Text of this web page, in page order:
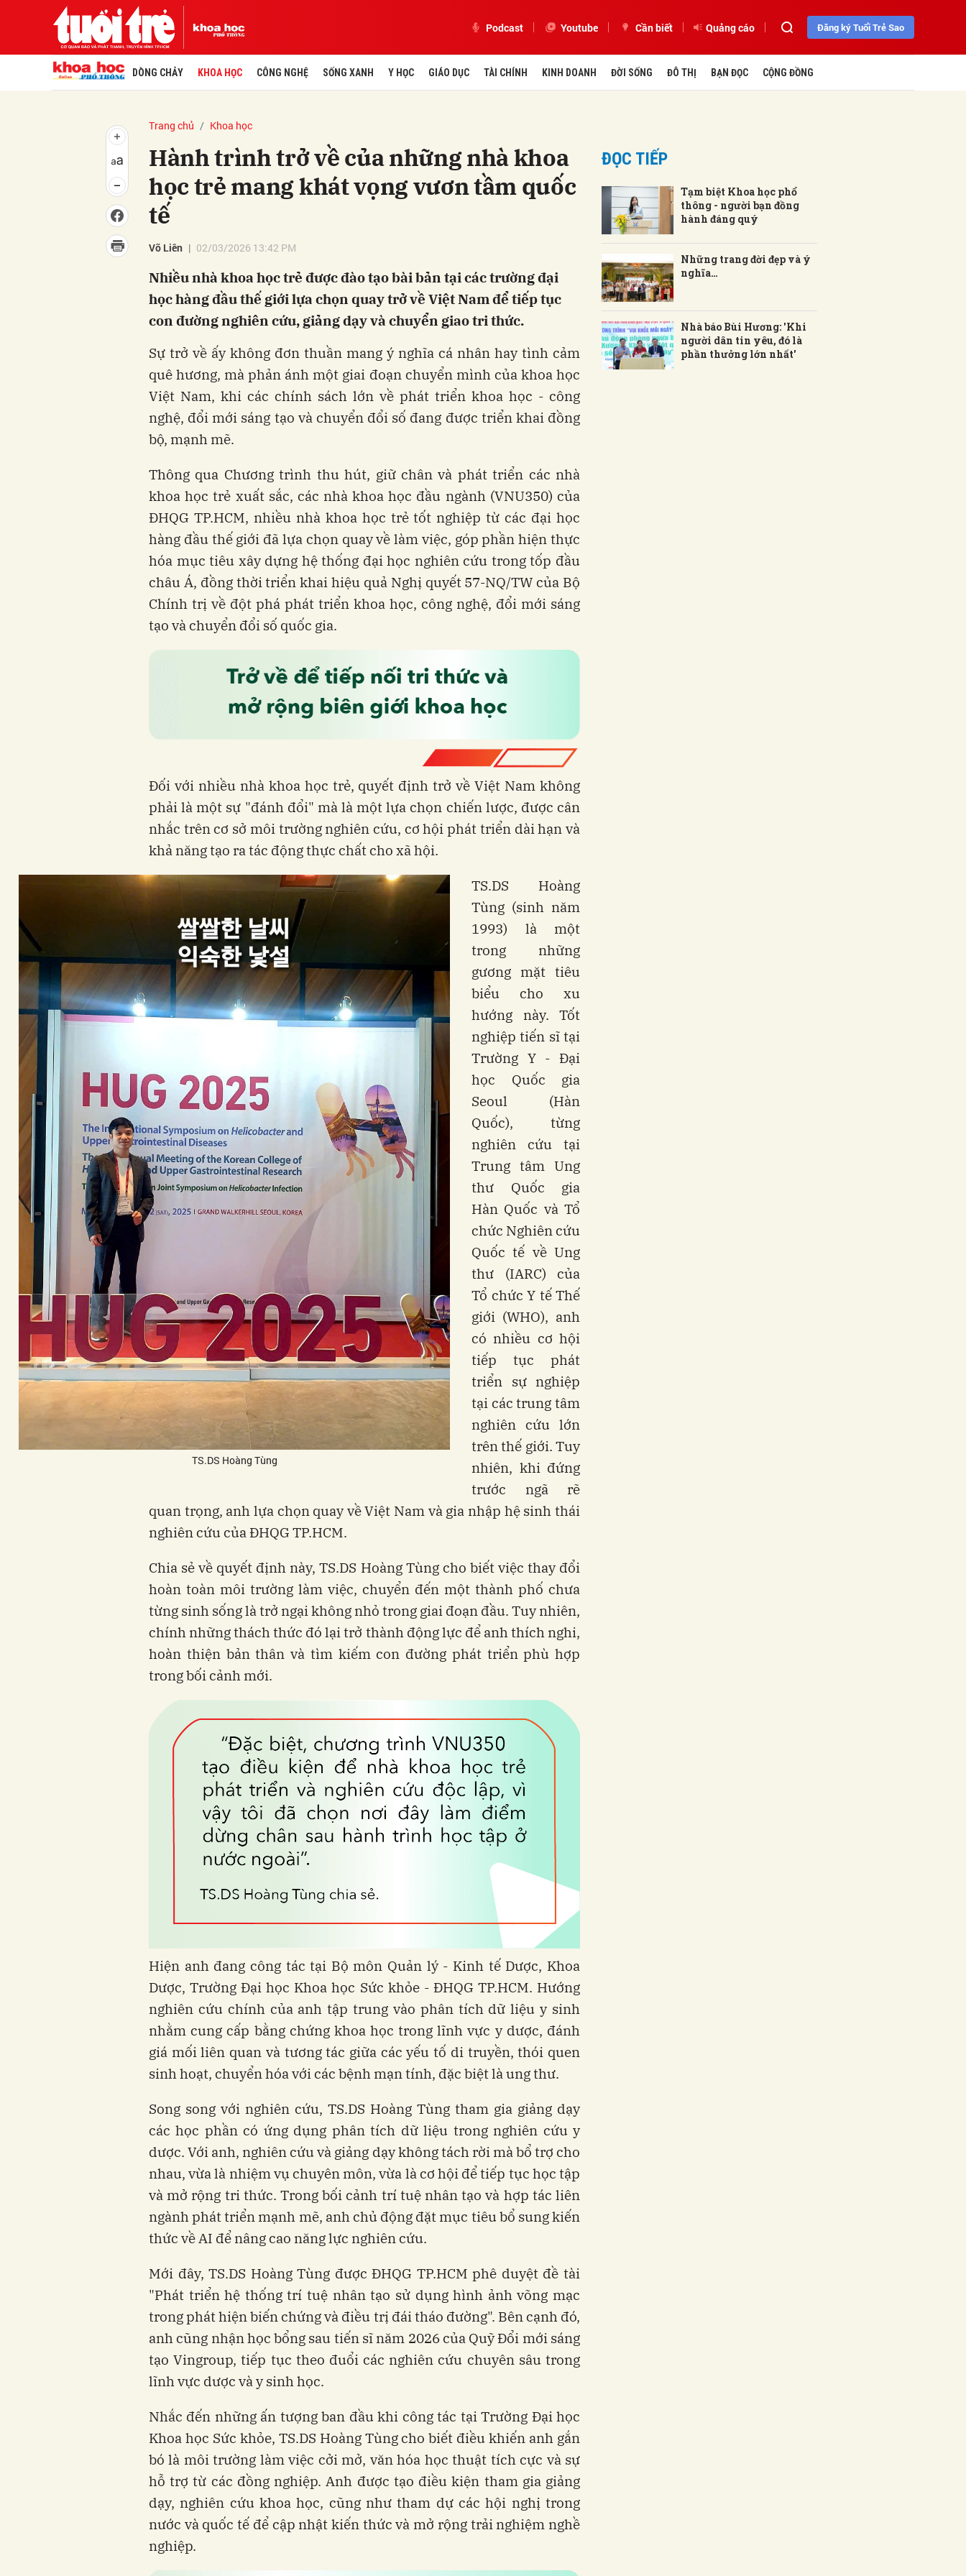
Podcast Youtube Cần biết Quảng cáo Đăng ký Tuổi Trẻ Sao
DÒNG CHẢY KHOA HỌC CÔNG NGHỆ SỐNG XANH Y HỌC GIÁO DỤC TÀI CHÍNH KINH DOANH ĐỜI SỐNG ĐÔ THỊ BẠN ĐỌC CỘNG ĐỒNG
Trang chủ Khoa học
Hành trình trở về của những nhà khoa
học trẻ mang khát vọng vươn tầm quốc
tế
Võ Liên 02/03/2026 13:42 PM
Nhiều nhà khoa học trẻ được đào tạo bài bản tại các trường đại
học hàng đầu thế giới lựa chọn quay trở về Việt Nam để tiếp tục
con đường nghiên cứu, giảng dạy và chuyển giao tri thức.
Sự trở về ấy không đơn thuần mang ý nghĩa cá nhân hay tình cảm
quê hương, mà phản ánh một giai đoạn chuyển mình của khoa học
Việt Nam, khi các chính sách lớn về phát triển khoa học - công
nghệ, đổi mới sáng tạo và chuyển đổi số đang được triển khai đồng
bộ, mạnh mẽ.
Thông qua Chương trình thu hút, giữ chân và phát triển các nhà
khoa học trẻ xuất sắc, các nhà khoa học đầu ngành (VNU350) của
ĐHQG TP.HCM, nhiều nhà khoa học trẻ tốt nghiệp từ các đại học
hàng đầu thế giới đã lựa chọn quay về làm việc, góp phần hiện thực
hóa mục tiêu xây dựng hệ thống đại học nghiên cứu trong tốp đầu
châu Á, đồng thời triển khai hiệu quả Nghị quyết 57-NQ/TW của Bộ
Chính trị về đột phá phát triển khoa học, công nghệ, đổi mới sáng
tạo và chuyển đổi số quốc gia.
Đối với nhiều nhà khoa học trẻ, quyết định trở về Việt Nam không
phải là một sự "đánh đổi" mà là một lựa chọn chiến lược, được cân
nhắc trên cơ sở môi trường nghiên cứu, cơ hội phát triển dài hạn và
khả năng tạo ra tác động thực chất cho xã hội.
TS.DS Hoàng Tùng
TS.DS Hoàng
Tùng (sinh năm
1993) là một
trong những
gương mặt tiêu
biểu cho xu
hướng này. Tốt
nghiệp tiến sĩ tại
Trường Y - Đại
học Quốc gia
Seoul (Hàn
Quốc), từng
nghiên cứu tại
Trung tâm Ung
thư Quốc gia
Hàn Quốc và Tổ
chức Nghiên cứu
Quốc tế về Ung
thư (IARC) của
Tổ chức Y tế Thế
giới (WHO), anh
có nhiều cơ hội
tiếp tục phát
triển sự nghiệp
tại các trung tâm
nghiên cứu lớn
trên thế giới. Tuy
nhiên, khi đứng
trước ngã rẽ
quan trọng, anh lựa chọn quay về Việt Nam và gia nhập hệ sinh thái
nghiên cứu của ĐHQG TP.HCM.
Chia sẻ về quyết định này, TS.DS Hoàng Tùng cho biết việc thay đổi
hoàn toàn môi trường làm việc, chuyển đến một thành phố chưa
từng sinh sống là trở ngại không nhỏ trong giai đoạn đầu. Tuy nhiên,
chính những thách thức đó lại trở thành động lực để anh thích nghi,
hoàn thiện bản thân và tìm kiếm con đường phát triển phù hợp
trong bối cảnh mới.
Hiện anh đang công tác tại Bộ môn Quản lý - Kinh tế Dược, Khoa
Dược, Trường Đại học Khoa học Sức khỏe - ĐHQG TP.HCM. Hướng
nghiên cứu chính của anh tập trung vào phân tích dữ liệu y sinh
nhằm cung cấp bằng chứng khoa học trong lĩnh vực y dược, đánh
giá mối liên quan và tương tác giữa các yếu tố di truyền, thói quen
sinh hoạt, chuyển hóa với các bệnh mạn tính, đặc biệt là ung thư.
Song song với nghiên cứu, TS.DS Hoàng Tùng tham gia giảng dạy
các học phần có ứng dụng phân tích dữ liệu trong nghiên cứu y
dược. Với anh, nghiên cứu và giảng dạy không tách rời mà bổ trợ cho
nhau, vừa là nhiệm vụ chuyên môn, vừa là cơ hội để tiếp tục học tập
và mở rộng tri thức. Trong bối cảnh trí tuệ nhân tạo và hợp tác liên
ngành phát triển mạnh mẽ, anh chủ động đặt mục tiêu bổ sung kiến
thức về AI để nâng cao năng lực nghiên cứu.
Mới đây, TS.DS Hoàng Tùng được ĐHQG TP.HCM phê duyệt đề tài
"Phát triển hệ thống trí tuệ nhân tạo sử dụng hình ảnh võng mạc
trong phát hiện biến chứng và điều trị đái tháo đường". Bên cạnh đó,
anh cũng nhận học bổng sau tiến sĩ năm 2026 của Quỹ Đổi mới sáng
tạo Vingroup, tiếp tục theo đuổi các nghiên cứu chuyên sâu trong
lĩnh vực dược và y sinh học.
Nhắc đến những ấn tượng ban đầu khi công tác tại Trường Đại học
Khoa học Sức khỏe, TS.DS Hoàng Tùng cho biết điều khiến anh gắn
bó là môi trường làm việc cởi mở, văn hóa học thuật tích cực và sự
hỗ trợ từ các đồng nghiệp. Anh được tạo điều kiện tham gia giảng
dạy, nghiên cứu khoa học, cũng như tham dự các hội nghị trong
nước và quốc tế để cập nhật kiến thức và mở rộng trải nghiệm nghề
nghiệp.
ĐỌC TIẾP
Tạm biệt Khoa học phổ
thông - người bạn đồng
hành đáng quý
Những trang đời đẹp và ý
nghĩa…
Nhà báo Bùi Hương: 'Khi
người dân tin yêu, đó là
phần thưởng lớn nhất'